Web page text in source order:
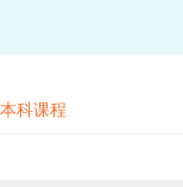
本科课程